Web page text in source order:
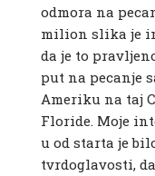
odmora na
milion slika je
da je to
put na pecanje
Ameriku na taj
Floride. Moje
u od starta je
tvrdoglavosti,